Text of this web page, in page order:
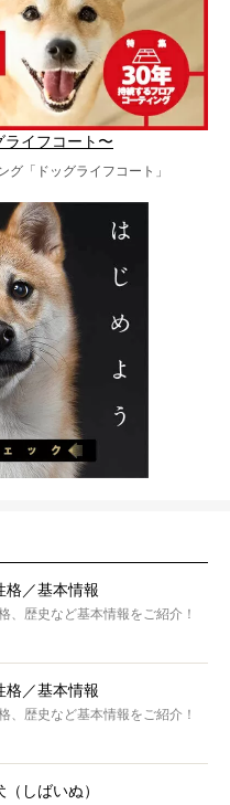
イフコート〜
「ドッグライフコート」
格／基本情報
、歴史など基本情報をご紹介！
格／基本情報
、歴史など基本情報をご紹介！
しばいぬ）